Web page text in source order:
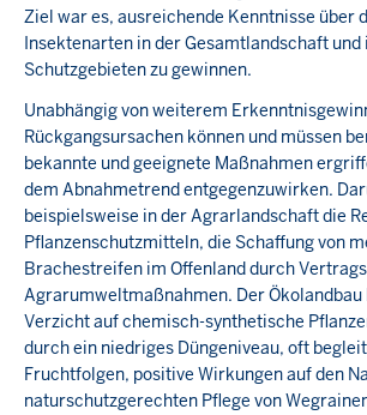
Ziel war es, ausreichende Kenntnisse über
Insektenarten in der Gesamtlandschaft und
Schutzgebieten zu gewinnen.
Unabhängig von weiterem
Rückgangsursachen können und müssen
bekannte und geeignete Maßnahmen
dem Abnahmetrend entgegenzuwirken.
beispielsweise in der Agrarlandschaft die
Pflanzenschutzmitteln, die Schaffung von
Brachestreifen im Offenland durch
Agrarumweltmaßnahmen. Der Ökolandbau
Verzicht auf chemisch-synthetische
durch ein niedriges Düngeniveau, oft
Fruchtfolgen, positive Wirkungen auf den
naturschutzgerechten Pflege von